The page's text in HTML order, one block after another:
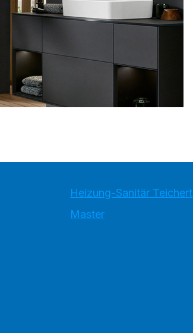
Heizung-Sanitär Teichert
Master